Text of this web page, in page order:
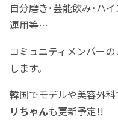
自分磨き･芸能飲み･ハ
運用等…
コミュニティメンバー
します。
韓国でモデルや美容外
リちゃんも更新予定!!